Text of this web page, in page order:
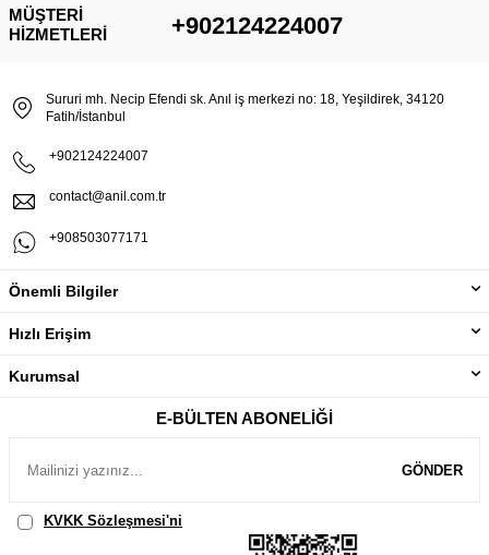
MÜŞTERI
HIZMETLERI
+902124224007
Sururi mh. Necip Efendi sk. Anıl iş merkezi no: 18, Yeşildirek, 34120
Fatih/İstanbul
+902124224007
contact@anil.com.tr
+908503077171
Önemli Bilgiler
Hızlı Erişim
Kurumsal
E-BÜLTEN ABONELIĞI
GÖNDER
KVKK Sözleşmesi'ni